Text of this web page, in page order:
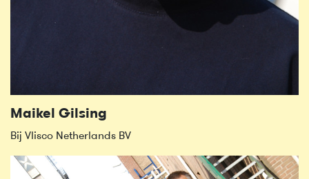
Maikel Gilsing
Bij Vlisco Netherlands BV